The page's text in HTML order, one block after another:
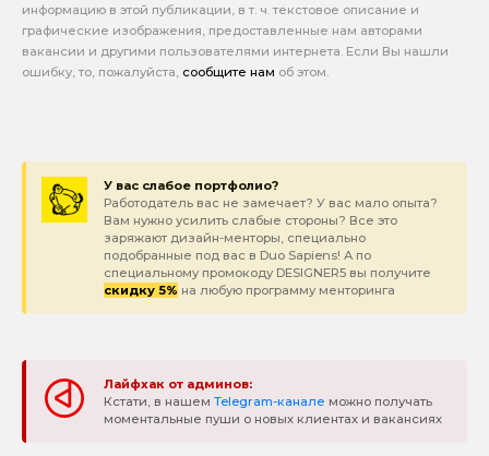
информацию в этой публикации, в т. ч. текстовое описание и
графические изображения, предоставленные нам авторами
вакансии и другими пользователями интернета. Если Вы нашли
ошибку, то, пожалуйста, сообщите нам об этом.
У вас слабое портфолио?
Работодатель вас не замечает? У вас мало опыта?
Вам нужно усилить слабые стороны? Все это
заряжают дизайн-менторы, специально
подобранные под вас в Duo Sapiens! А по
специальному промокоду DESIGNER5 вы получите
скидку 5% на любую программу менторинга
Лайфхак от админов:
Кстати, в нашем Telegram-канале можно получать
моментальные пуши о новых клиентах и вакансиях